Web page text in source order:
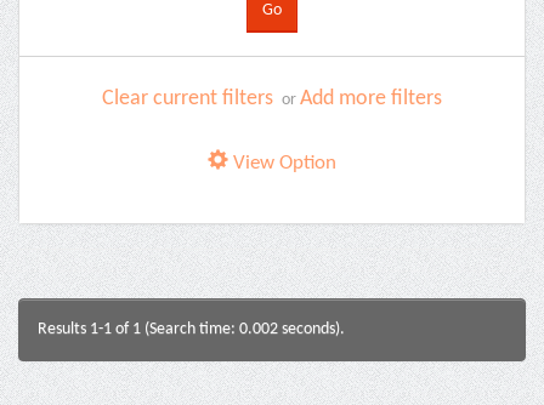
Clear current filters or Add more filters
View Option
Results 1-1 of 1 (Search time: 0.002 seconds).